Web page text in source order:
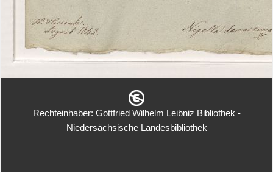
Rechteinhaber: Gottfried Wilhelm Leibniz Bibliothek -
Niedersächsische Landesbibliothek